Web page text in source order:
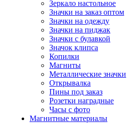
Зеркало настольное
Значки на заказ оптом
Значки на одежду
Значки на пиджак
Значки с булавкой
Значок клипса
Копилки
Магниты
Металлические значки
Открывалка
Пины под заказ
Розетки наградные
Часы с фото
Магнитные материалы